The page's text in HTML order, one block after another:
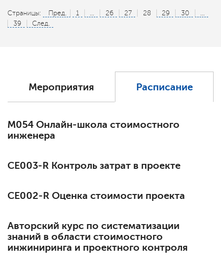
Страницы: Пред. 1 ... 26 27 28 29 30
...
39
След.
Мероприятия Расписание
М054 Онлайн-школа стоимостного
инженера
СЕ003-R Контроль затрат в проекте
СЕ002-R Оценка стоимости проекта
Авторский курс по систематизации
знаний в области стоимостного
инжиниринга и проектного контроля